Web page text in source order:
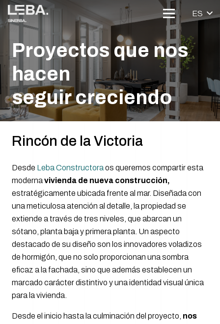
ES
Proyectos que nos
hacen
seguir creciendo
Rincón de la Victoria
Desde Leba Constructora os queremos compartir esta
moderna vivienda de nueva construcción,
estratégicamente ubicada frente al mar. Diseñada con
una meticulosa atención al detalle, la propiedad se
extiende a través de tres niveles, que abarcan un
sótano, planta baja y primera planta. Un aspecto
destacado de su diseño son los innovadores voladizos
de hormigón, que no solo proporcionan una sombra
eficaz a la fachada, sino que además establecen un
marcado carácter distintivo y una identidad visual única
para la vivienda.
Desde el inicio hasta la culminación del proyecto, nos